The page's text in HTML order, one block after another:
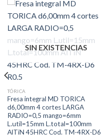
SIN EXISTENCIAS
TÓRICA
Fresa integral MD TORICA
d6,00mm 4 cortes LARGA
RADIO=0,5 mango=6mm
L.util=15mm L.total=100mm
AlTiN 45HRC Cod. TM-4RX-D6